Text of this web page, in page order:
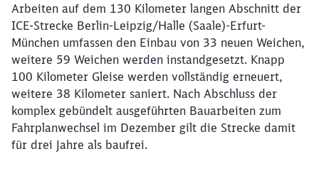
Arbeiten auf dem 130 Kilometer langen Abschnitt der
ICE-Strecke Berlin-Leipzig/Halle (Saale)-Erfurt-
München umfassen den Einbau von 33 neuen Weichen,
weitere 59 Weichen werden instandgesetzt. Knapp
100 Kilometer Gleise werden vollständig erneuert,
weitere 38 Kilometer saniert. Nach Abschluss der
komplex gebündelt ausgeführten Bauarbeiten zum
Fahrplanwechsel im Dezember gilt die Strecke damit
für drei Jahre als baufrei.